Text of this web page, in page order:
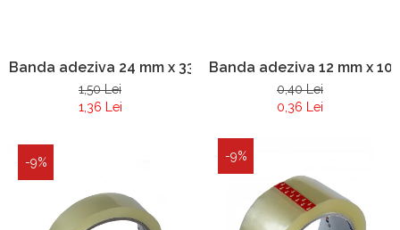
Banda adeziva 24 mm x 33 m
1,50 Lei
1,36 Lei
Banda adeziva 12 mm x
0,40 Lei
0,36 Lei
-9% -9%